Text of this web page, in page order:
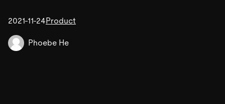
2021-11-24Product
Phoebe He